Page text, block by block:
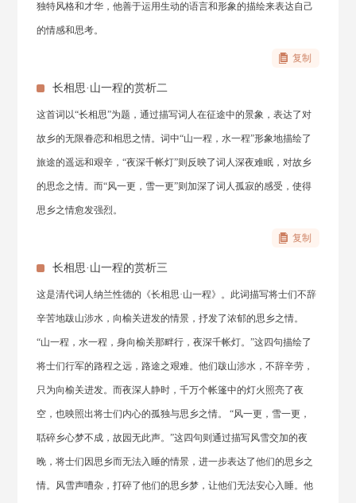
独特风格和才华，他善于运用生动的语言和形象的描绘来表达自己
的情感和思考。
复制
长相思·山一程的赏析二
这首词以“长相思”为题，通过描写词人在征途中的景象，表达了对
故乡的无限眷恋和相思之情。词中“山一程，水一程”形象地描绘了
旅途的遥远和艰辛，“夜深千帐灯”则反映了词人深夜难眠，对故乡
的思念之情。而“风一更，雪一更”则加深了词人孤寂的感受，使得
思乡之情愈发强烈。
复制
长相思·山一程的赏析三
这是清代词人纳兰性德的《长相思·山一程》。此词描写将士们不辞
辛苦地跋山涉水，向榆关进发的情景，抒发了浓郁的思乡之情。
“山一程，水一程，身向榆关那畔行，夜深千帐灯。”这四句描绘了
将士们行军的路程之远，路途之艰难。他们跋山涉水，不辞辛劳，
只为向榆关进发。而夜深人静时，千万个帐篷中的灯火照亮了夜
空，也映照出将士们内心的孤独与思乡之情。 “风一更，雪一更，
聒碎乡心梦不成，故园无此声。”这四句则通过描写风雪交加的夜
晚，将士们因思乡而无法入睡的情景，进一步表达了他们的思乡之
情。风雪声嘈杂，打碎了他们的思乡梦，让他们无法安心入睡。他